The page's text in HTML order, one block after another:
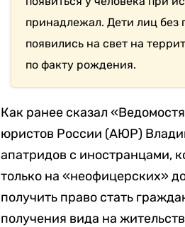
принадлежал. Дети лиц без
появились на свет на
по факту рождения.
Как ранее сказал
юристов России (АЮР)
апатридов с иностранцами,
только на «неофицерских»
получить право стать
получения вида на